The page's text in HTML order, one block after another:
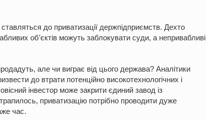
до приватизації держпідприємств. Дехто
об’єктів можуть заблокувати суди, а непривабливі
але чи виграє від цього держава? Аналітики
до втрати потенційно високотехнологічних і
інвестор може закрити єдиний завод із
приватизацію потрібно проводити дуже
час.